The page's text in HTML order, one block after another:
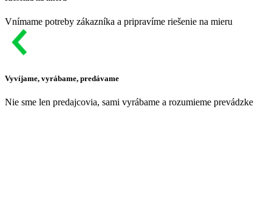
Vnímame potreby zákazníka a pripravíme riešenie na mieru
Vyvíjame, vyrábame, predávame
Nie sme len predajcovia, sami vyrábame a rozumieme prevádzke